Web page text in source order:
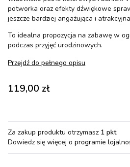
potworka oraz efekty dźwiękowe
jeszcze bardziej angażująca i
To idealna propozycja na zabawę w
podczas przyjęć urodzinowych.
Przejdź do pełnego opisu
Cena
119,00 zł
Za zakup produktu otrzymasz 1 pkt.
Dowiedz się więcej o programie